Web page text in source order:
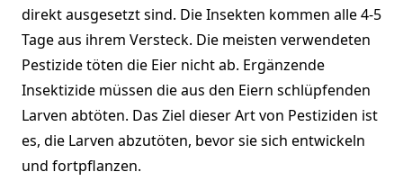
direkt ausgesetzt sind. Die Insekten kommen alle 4-5
Tage aus ihrem Versteck. Die meisten verwendeten
Pestizide töten die Eier nicht ab. Ergänzende
Insektizide müssen die aus den Eiern schlüpfenden
Larven abtöten. Das Ziel dieser Art von Pestiziden ist
es, die Larven abzutöten, bevor sie sich entwickeln
und fortpflanzen.